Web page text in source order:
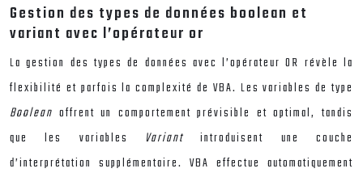
Gestion des types de données boolean et
variant avec l’opérateur or
La gestion des types de données avec l’opérateur OR révèle la
flexibilité et parfois la complexité de VBA. Les variables de type
Boolean offrent un comportement prévisible et optimal, tandis
que les variables Variantintroduisent une couche
d’interprétation supplémentaire. VBA effectue automatiquement